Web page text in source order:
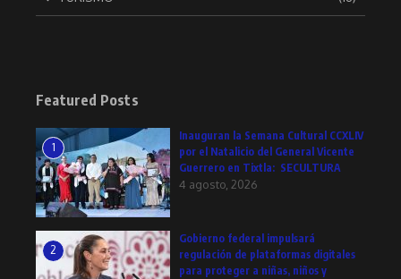
Featured Posts
1
Inauguran la Semana Cultural CCXLIV
por el Natalicio del General Vicente
Guerrero en Tixtla: SECULTURA
4 agosto, 2026
2
Gobierno federal impulsará
regulación de plataformas digitales
para proteger a niñas, niños y